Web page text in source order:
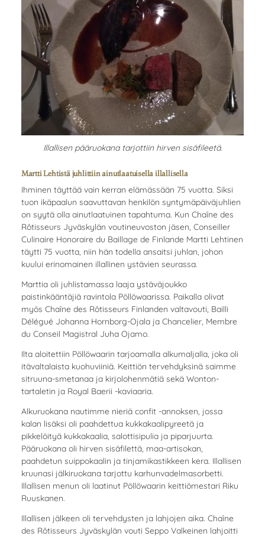
Illallisen pääruokana tarjottiin hirven sisäfileetä.
Martti Lehtistä juhlittiin ainutlaatuisella illallisella
Ihminen täyttää vain kerran elämässään 75 vuotta. Siksi
tuon ikäpaalun saavuttavan henkilön syntymäpäiväjuhlien
on syytä olla ainutlaatuinen tapahtuma. Kun Chaîne des
Rôtisseurs Jyväskylän voutineuvoston jäsen, Conseiller
Culinaire Honoraire du Baillage de Finlande Martti Lehtinen
täytti 75 vuotta, niin hän todella ansaitsi juhlan, johon
kuului erinomainen illallinen ystävien seurassa.
Marttia oli juhlistamassa laaja ystäväjoukko
paistinkääntäjiä ravintola Pöllöwaarissa. Paikalla olivat
myös Chaîne des Rôtisseurs Finlanden valtavouti, Bailli
Délégué Johanna Hornborg-Ojala ja Chancelier, Membre
du Conseil Magistral Juha Ojamo.
Ilta aloitettiin Pöllöwaarin tarjoamalla alkumaljalla, joka oli
itävaltalaista kuohuviiniä. Keittiön tervehdyksinä saimme
sitruuna-smetanaa ja kirjolohenmätiä sekä Wonton-
tartaletin ja Royal Baerii -kaviaaria.
Alkuruokana nautimme nieriä confit -annoksen, jossa
kalan lisäksi oli paahdettua kukkakaalipyreetä ja
pikkelöityä kukkakaalia, salottisipulia ja piparjuurta.
Pääruokana oli hirven sisäfilettä, maa-artisokan,
paahdetun suippokaalin ja tinjamikastikkeen kera. Illallisen
kruunasi jälkiruokana tarjottu karhunvadelmasorbetti.
Illallisen menun oli laatinut Pöllöwaarin keittiömestari Riku
Ruuskanen.
Illallisen jälkeen oli tervehdysten ja lahjojen aika. Chaîne
des Rôtisseurs Jyväskylän vouti Seppo Valkeinen lahjoitti